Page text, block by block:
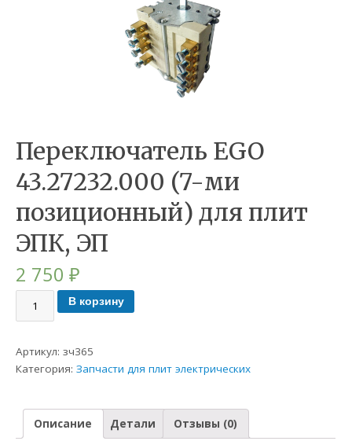
Переключатель EGO
43.27232.000 (7-ми
позиционный) для плит
ЭПК, ЭП
2 750₽
В корзину
Артикул:зч365
Категория:Запчасти для плит электрических
Описание Детали Отзывы (0)